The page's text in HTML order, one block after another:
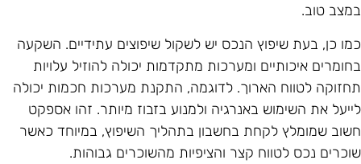
טוב.
כן, בעת שיפוץ הנכס יש לשקול שיפוצים עתידיים. השקעה
איכותיים ומערכות מתקדמות יכולה להוזיל עלויות
לטווח הארוך. לדוגמה, התקנת מערכות חכמות יכולה
את השימוש באנרגיה ולמנוע בזבוז מיותר. זהו אספקט
שמומלץ לקחת בחשבון בתהליך השיפוץ, במיוחד כאשר
נכס לטווח קצר והציפיות מהשוכרים גבוהות.